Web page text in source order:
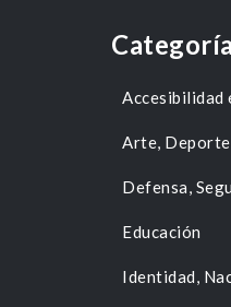
Accesibilidad
Arte,
Defensa,
Educación
Identidad,